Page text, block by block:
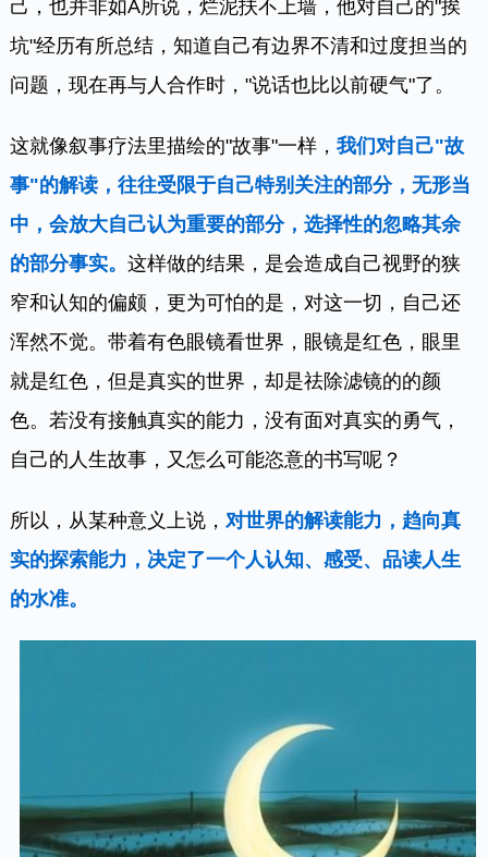
己，也并非如A所说，烂泥扶不上墙，他对自己的"挨
坑"经历有所总结，知道自己有边界不清和过度担当的
问题，现在再与人合作时，"说话也比以前硬气"了。
这就像叙事疗法里描绘的"故事"一样，我们对自己"故
事"的解读，往往受限于自己特别关注的部分，无形当
中，会放大自己认为重要的部分，选择性的忽略其余
的部分事实。这样做的结果，是会造成自己视野的狭
窄和认知的偏颇，更为可怕的是，对这一切，自己还
浑然不觉。带着有色眼镜看世界，眼镜是红色，眼里
就是红色，但是真实的世界，却是祛除滤镜的的颜
色。若没有接触真实的能力，没有面对真实的勇气，
自己的人生故事，又怎么可能恣意的书写呢？
所以，从某种意义上说， 对世界的解读能力，趋向真
实的探索能力，决定了一个人认知、感受、品读人生
的水准。